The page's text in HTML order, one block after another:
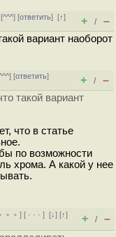
^^^] [ответить][↑]
+ / –
вариант наоборот
] [ответить]
+ / –
такой вариант
что в статье
по возможности
хрома. А какой у нее
] [ · · ·][↓] [↑]
+ / –